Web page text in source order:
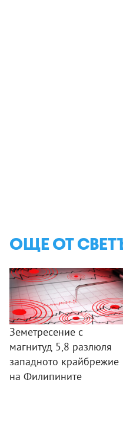
ОЩЕ ОТ
Земетресение с
магнитуд 5,8 разлюля
западното крайбрежие
на Филипините